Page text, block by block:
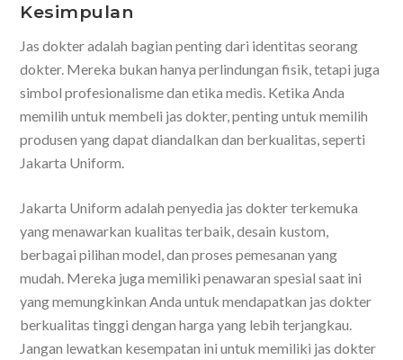
Kesimpulan
Jas dokter adalah bagian penting dari identitas seorang
dokter. Mereka bukan hanya perlindungan fisik, tetapi juga
simbol profesionalisme dan etika medis. Ketika Anda
memilih untuk membeli jas dokter, penting untuk memilih
produsen yang dapat diandalkan dan berkualitas, seperti
Jakarta Uniform.
Jakarta Uniform adalah penyedia jas dokter terkemuka
yang menawarkan kualitas terbaik, desain kustom,
berbagai pilihan model, dan proses pemesanan yang
mudah. Mereka juga memiliki penawaran spesial saat ini
yang memungkinkan Anda untuk mendapatkan jas dokter
berkualitas tinggi dengan harga yang lebih terjangkau.
Jangan lewatkan kesempatan ini untuk memiliki jas dokter